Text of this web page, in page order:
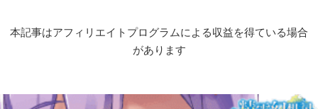
本記事はアフィリエイトプログラムによる収益を得ている場合
があります